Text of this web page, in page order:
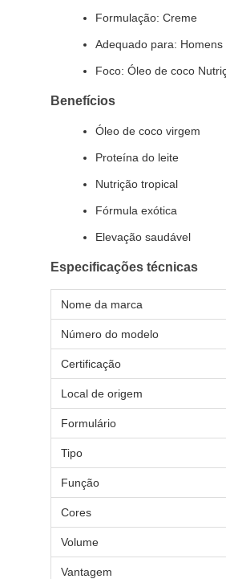
Formulação: Creme
Adequado para:
Foco: Óleo de coco
Benefícios
Óleo de coco virgem
Proteína do leite
Nutrição tropical
Fórmula exótica
Elevação saudável
Especificações técnicas
Nome da marca
Número do modelo
Certificação
Local de origem
Formulário
Tipo
Função
Cores
Volume
Vantagem